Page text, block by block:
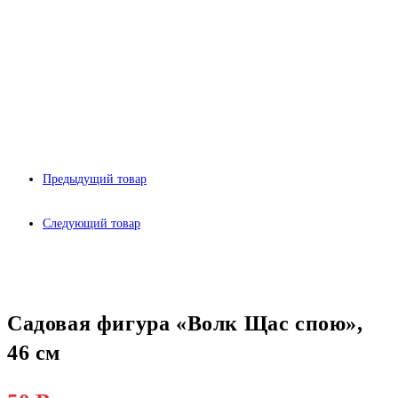
Предыдущий товар
Следующий товар
Садовая фигура «Волк Щас спою»,
46 см